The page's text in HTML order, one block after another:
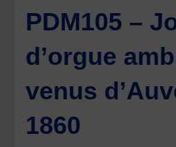
PDM105 –
d’orgue
venus
1860